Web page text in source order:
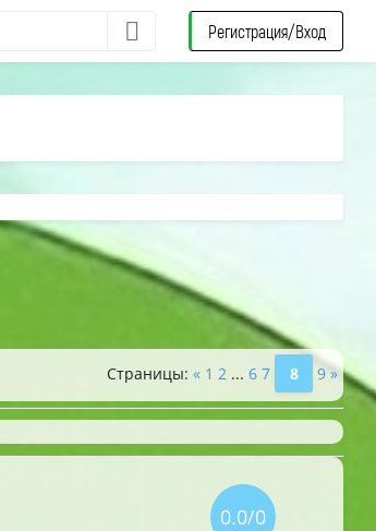
Регистрация/Вход
Страницы: « 1 2 ... 6 7 8 9 »
0.0/0